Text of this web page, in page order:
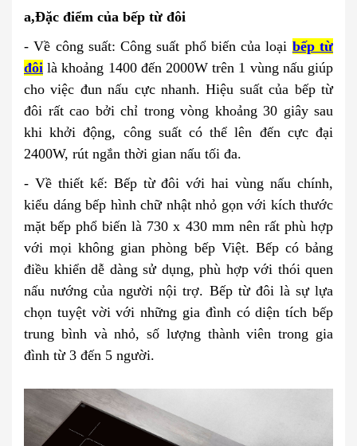
a,Đặc điểm của bếp từ đôi
- Về công suất: Công suất phổ biến của loại bếp từ
đôi là khoảng 1400 đến 2000W trên 1 vùng nấu giúp
cho việc đun nấu cực nhanh. Hiệu suất của bếp từ
đôi rất cao bởi chỉ trong vòng khoảng 30 giây sau
khi khởi động, công suất có thể lên đến cực đại
2400W, rút ngắn thời gian nấu tối đa.
- Về thiết kế: Bếp từ đôi với hai vùng nấu chính,
kiểu dáng bếp hình chữ nhật nhỏ gọn với kích thước
mặt bếp phổ biến là 730 x 430 mm nên rất phù hợp
với mọi không gian phòng bếp Việt. Bếp có bảng
điều khiển dễ dàng sử dụng, phù hợp với thói quen
nấu nướng của người nội trợ. Bếp từ đôi là sự lựa
chọn tuyệt vời với những gia đình có diện tích bếp
trung bình và nhỏ, số lượng thành viên trong gia
đình từ 3 đến 5 người.